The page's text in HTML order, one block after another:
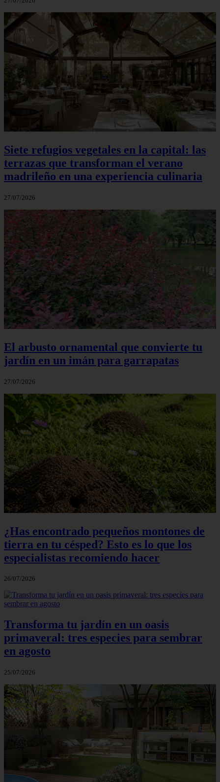
Siete refugios vegetales en la capital: las
terrazas que transforman el verano
madrileño en una experiencia culinaria
27/07/2026
El arbusto ornamental que convierte tu
jardín en un imán para garrapatas
27/07/2026
¿Has encontrado pequeños montones de
tierra en tu césped? Esto es lo que los
especialistas recomiendo hacer
26/07/2026
Transforma tu jardín en un oasis
primaveral: tres especies para sembrar
en agosto
25/07/2026